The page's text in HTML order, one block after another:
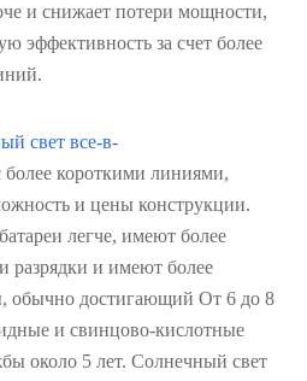
и снижает потери мощности,
эффективность за счет более
свет все-в-
короткими линиями,
и цены конструкции.
легче, имеют более
разрядки и имеют более
обычно достигающий От 6 до 8
и свинцово-кислотные
около 5 лет. Солнечный свет